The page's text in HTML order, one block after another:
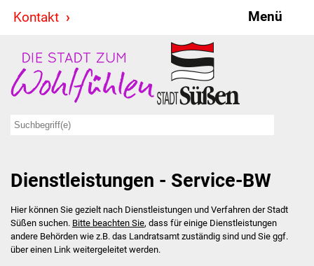
Kontakt Menü
Stadt & Politik
Bürgermeister
Ausschüsse
Ratsinformationssystem
Jugendbeirat
Dienstleistungen - Service-BW
Hier können Sie gezielt nach Dienstleistungen und Verfahren der Stadt
Süßen suchen. Bitte beachten Sie, dass für einige Dienstleistungen
andere Behörden wie z.B. das Landratsamt zuständig sind und Sie ggf.
über einen Link weitergeleitet werden.